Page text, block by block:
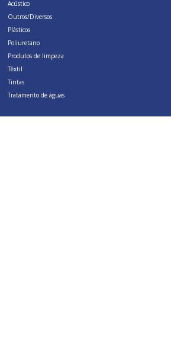
Acústico
Outros/Diversos
Plásticos
Poliuretano
Produtos de limpeza
Têxtil
Tintas
Tratamento de águas